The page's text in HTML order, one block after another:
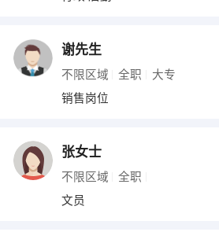
谢先生
不限区域 全职 大专
销售岗位
张女士
不限区域 全职
文员